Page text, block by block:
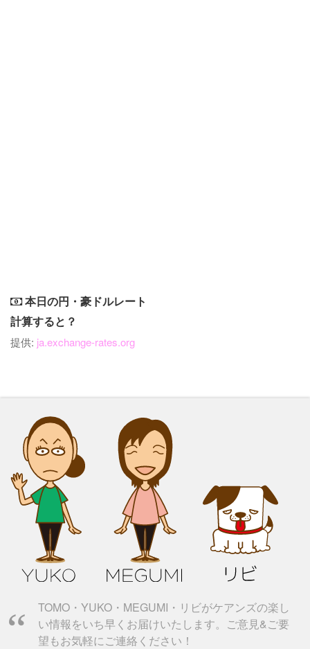
本日の円・豪ドルレート
計算すると？
提供: ja.exchange-rates.org
TOMO・YUKO・MEGUMI・リビがケアンズの楽し
い情報をいち早くお届けいたします。ご意見&ご要
望もお気軽にご連絡ください！